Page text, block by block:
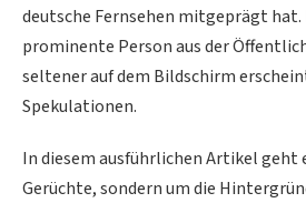
deutsche Fernsehen mitgeprägt hat.
prominente Person aus der
seltener auf dem Bildschirm
Spekulationen.
In diesem ausführlichen Artikel geht
Gerüchte, sondern um die